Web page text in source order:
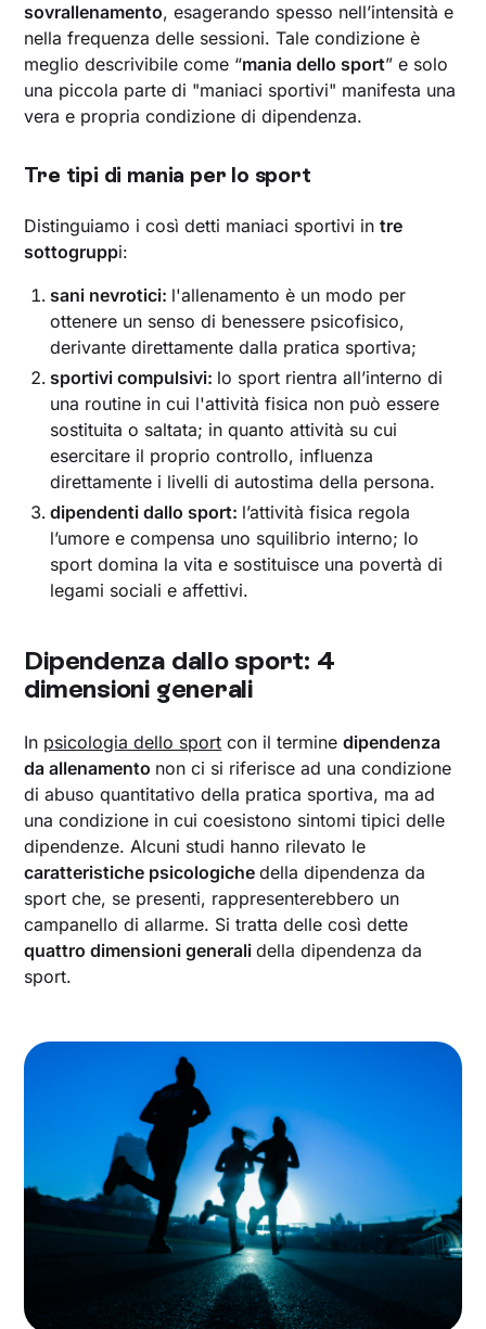
sovrallenamento, esagerando spesso nell’intensità e
nella frequenza delle sessioni. Tale condizione è
meglio descrivibile come “mania dello sport” e solo
una piccola parte di "maniaci sportivi" manifesta una
vera e propria condizione di dipendenza.
Tre tipi di mania per lo sport
Distinguiamo i così detti maniaci sportivi intre
sottogruppi:
sani nevrotici: l'allenamento è un modo per
ottenere un senso di benessere psicofisico,
derivante direttamente dalla pratica sportiva;
sportivi compulsivi: lo sport rientra all’interno di
una routine in cui l'attività fisica non può essere
sostituita o saltata; in quanto attività su cui
esercitare il proprio controllo, influenza
direttamente i livelli di autostima della persona.
dipendenti dallo sport: l’attività fisica regola
l’umore e compensa uno squilibrio interno; lo
sport domina la vita e sostituisce una povertà di
legami sociali e affettivi.
Dipendenza dallo sport: 4
dimensioni generali
In psicologia dello sport con il terminedipendenza
da allenamento non ci si riferisce ad una condizione
di abuso quantitativo della pratica sportiva, ma ad
una condizione in cui coesistono sintomi tipici delle
dipendenze. Alcuni studi hanno rilevato le
caratteristiche psicologichedella dipendenza da
sport che, se presenti, rappresenterebbero un
campanello di allarme. Si tratta delle così dette
quattro dimensioni generalidella dipendenza da
sport.